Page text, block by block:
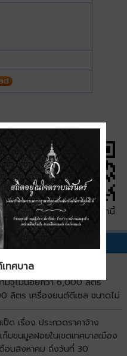
QR Code หน้านี้
ป็ด เรื่อง ประกวดราคาซื้อ
มจุไม่น้อยกว่า 6,000 ลิตร
ลิตร เครื่องยนต์ดีเซล ขนาดไม่
รดับเพลิงครบชุด จำนวน 1 คัน
ทรอนิกส์ (e-bidding)
ป็ด เรื่อง ประกวดราคาจ้าง
ก็บขนมูลฝอยในเขตเทศบาลเมือง
อนสิงหาคม ถึงวันที่ 30
เทศบาล